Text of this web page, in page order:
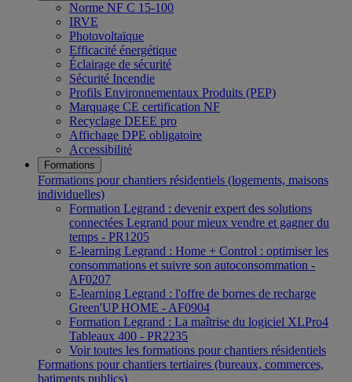
Norme NF C 15-100
IRVE
Photovoltaïque
Efficacité énergétique
Éclairage de sécurité
Sécurité Incendie
Profils Environnementaux Produits (PEP)
Marquage CE certification NF
Recyclage DEEE pro
Affichage DPE obligatoire
Accessibilité
Formations
Formations pour chantiers résidentiels (logements, maisons
individuelles)
Formation Legrand : devenir expert des solutions
connectées Legrand pour mieux vendre et gagner du
temps - PR1205
E-learning Legrand : Home + Control : optimiser les
consommations et suivre son autoconsommation -
AF0207
E-learning Legrand : l'offre de bornes de recharge
Green'UP HOME - AF0904
Formation Legrand : La maîtrise du logiciel XLPro4
Tableaux 400 - PR2235
Voir toutes les formations pour chantiers résidentiels
Formations pour chantiers tertiaires (bureaux, commerces,
batiments publics)